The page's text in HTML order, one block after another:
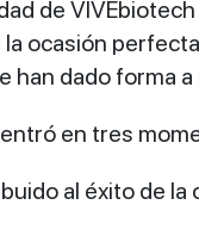
de
ocasión
han dado forma
en tres
al éxito de